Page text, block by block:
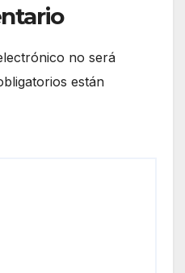
no será
están